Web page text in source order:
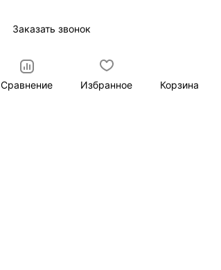
Заказать звонок
Сравнение Избранное Корзина